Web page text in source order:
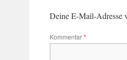
Deine E-Mail-Adresse
Kommentar*